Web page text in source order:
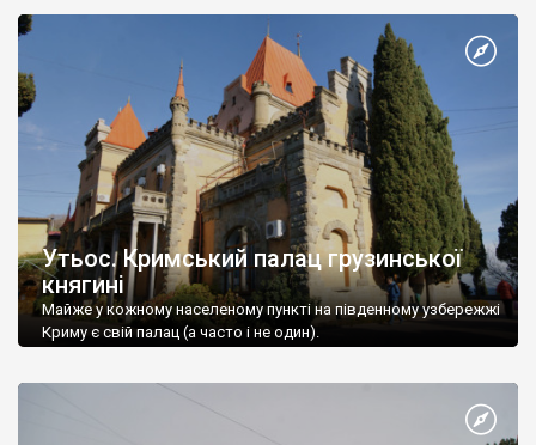
Утьос. Кримський палац грузинської
княгині
Майже у кожному населеному пункті на південному узбережжі
Криму є свій палац (а часто і не один).